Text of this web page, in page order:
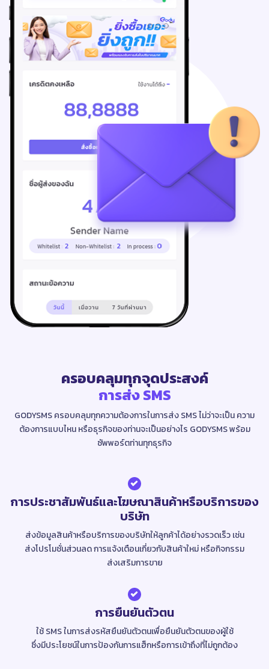
ครอบคลุมทุกจุดประสงค์
การส่ง SMS
GODYSMS ครอบคลุมทุกความต้องการในการส่ง SMS ไม่ว่าจะเป็นความ
ต้องการแบบไหน หรือธุรกิจของท่านจะเป็นอย่างไร GODYSMSพร้อม
ซัพพอร์ตท่านทุกธุรกิจ
การประชาสัมพันธ์และโฆษณาสินค้าหรือบริการของ
บริษัท
ส่งข้อมูลสินค้าหรือบริการของบริษัทให้ลูกค้าได้อย่างรวดเร็ว เช่น
ส่งโปรโมชั่นส่วนลด การแจ้งเตือนเกี่ยวกับสินค้าใหม่ หรือกิจกรรม
ส่งเสริมการขาย
การยืนยันตัวตน
ใช้ SMS ในการส่งรหัสยืนยันตัวตนเพื่อยืนยันตัวตนของผู้ใช้
ซึ่งมีประโยชน์ในการป้องกันการแฮ็กหรือการเข้าถึงที่ไม่ถูกต้อง